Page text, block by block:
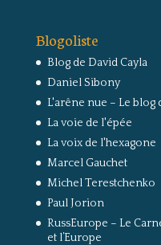
Blogoliste
Blog de David Cayla
Daniel Sibony
L'arêne nue – Le
La voie de l'épée
La voix de l'hexagone
Marcel Gauchet
Michel Terestchenko
Paul Jorion
RussEurope – Le
et l’Europe